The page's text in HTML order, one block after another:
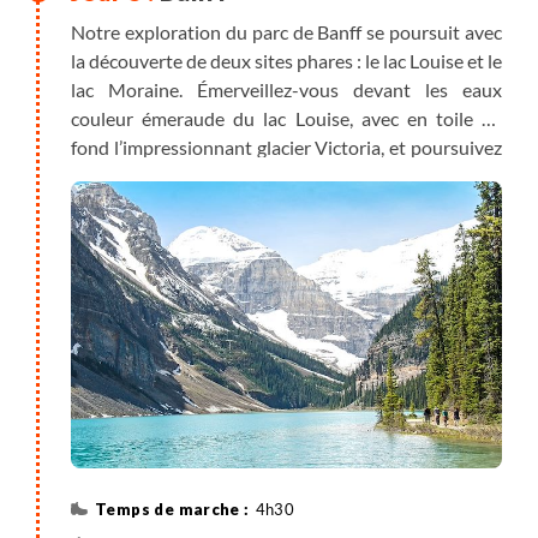
Notre exploration du parc de Banff se poursuit avec
la découverte de deux sites phares : le lac Louise et le
lac Moraine. Émerveillez-vous devant les eaux
couleur émeraude du lac Louise, avec en toile de
fond l’impressionnant glacier Victoria, et poursuivez
cœur d’une forêt de mélèzes au pied desquels vous
vous sentirez tout petit. Ce sentier offre de superbes
points de vue sur la vallée des dix sommets et du lac
Moraine, secteur particulièrement protégé car
peuplé de grizzlis. Si la condition du groupe le
permet nous marcherons jusqu’au col Sentinel d’où
vous aurez une vue panoramique sur Paradise Valley
qui, croyez-nous, porte bien son nom !
Retour sur Banff et Canmore en fin de journée.
Larch Valley : 9km (aller-retour), 3h30 à 4h de
4h30